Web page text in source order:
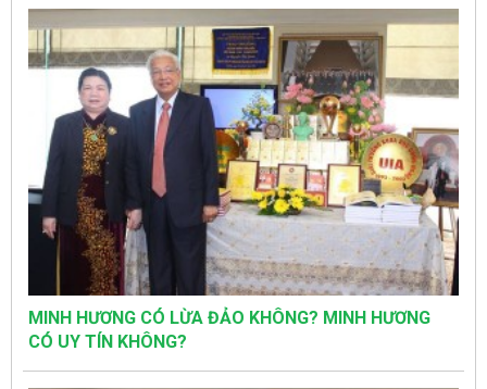
MINH HƯƠNG CÓ LỪA ĐẢO KHÔNG? MINH HƯƠNG
CÓ UY TÍN KHÔNG?